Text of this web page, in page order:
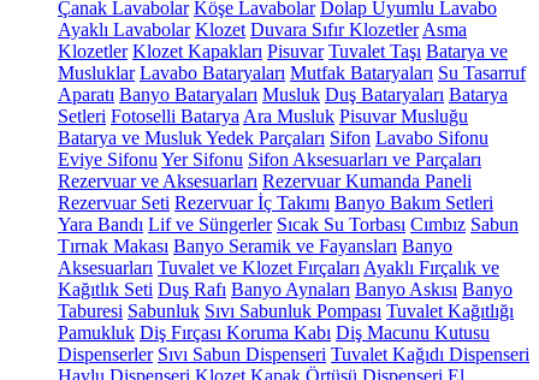
Çanak Lavabolar Köşe Lavabolar Dolap Uyumlu Lavabo
Ayaklı Lavabolar Klozet Duvara Sıfır Klozetler Asma
Klozetler Klozet Kapakları Pisuvar Tuvalet Taşı Batarya ve
Musluklar Lavabo Bataryaları Mutfak Bataryaları Su Tasarruf
Aparatı Banyo Bataryaları Musluk Duş Bataryaları Batarya
Setleri Fotoselli Batarya Ara Musluk Pisuvar Musluğu
Batarya ve Musluk Yedek Parçaları Sifon Lavabo Sifonu
Eviye Sifonu Yer Sifonu Sifon Aksesuarları ve Parçaları
Rezervuar ve Aksesuarları Rezervuar Kumanda Paneli
Rezervuar Seti Rezervuar İç Takımı Banyo Bakım Setleri
Yara Bandı Lif ve Süngerler Sıcak Su Torbası Cımbız Sabun
Tırnak Makası Banyo Seramik ve Fayansları Banyo
Aksesuarları Tuvalet ve Klozet Fırçaları Ayaklı Fırçalık ve
Kağıtlık Seti Duş Rafı Banyo Aynaları Banyo Askısı Banyo
Taburesi Sabunluk Sıvı Sabunluk Pompası Tuvalet Kağıtlığı
Pamukluk Diş Fırçası Koruma Kabı Diş Macunu Kutusu
Dispenserler Sıvı Sabun Dispenseri Tuvalet Kağıdı Dispenseri
Havlu Dispenseri Klozet Kapak Örtüsü Dispenseri El